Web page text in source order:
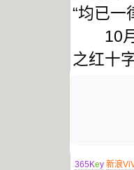
“均已一
10月
之红十
365Key 新浪